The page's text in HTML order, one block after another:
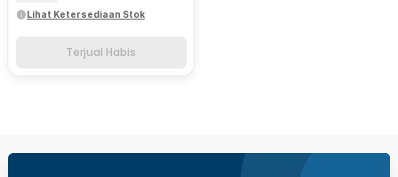
Lihat Ketersediaan Stok
Terjual Habis